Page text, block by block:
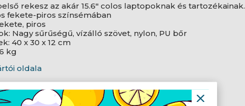
rekesz az akár 15.6" colos laptopoknak és tartozékainak.
fekete-piros színsémában
piros
Nagy sűrűségű, vízálló szövet, nylon, PU bőr
40 x 30 x 12 cm
kg
oldala